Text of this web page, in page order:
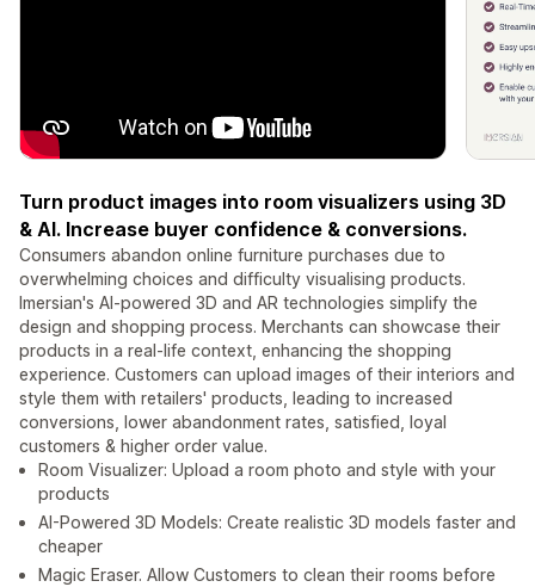
Turn product images into room visualizers using 3D
& AI. Increase buyer confidence & conversions.
Consumers abandon online furniture purchases due to
overwhelming choices and difficulty visualising products.
Imersian's AI-powered 3D and AR technologies simplify the
design and shopping process. Merchants can showcase their
products in a real-life context, enhancing the shopping
experience. Customers can upload images of their interiors and
style them with retailers' products, leading to increased
conversions, lower abandonment rates, satisfied, loyal
customers & higher order value.
Room Visualizer: Upload a room photo and style with your
products
AI-Powered 3D Models: Create realistic 3D models faster and
cheaper
Magic Eraser. Allow Customers to clean their rooms before